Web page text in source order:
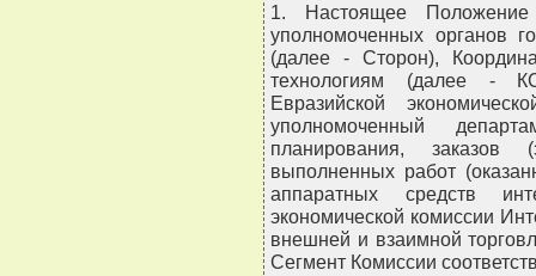
1. Настоящее Положение
уполномоченных органов
(далее - Сторон),
технологиям (далее -
Евразийской
уполномоченный
планирования, заказов
выполненных работ
аппаратных средств
экономической комиссии
внешней и взаимной
Сегмент Комиссии